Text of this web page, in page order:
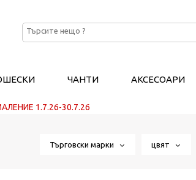
ЧАНТИ АКСЕСОАРИ
1.7.26-30.7.26
Търговски марки цвят